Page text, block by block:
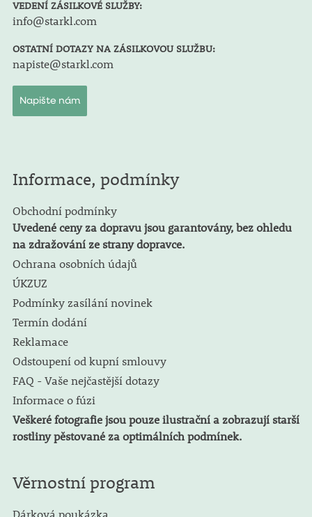
VEDENÍ ZÁSILKOVÉ SLUŽBY:
info@starkl.com
OSTATNÍ DOTAZY NA ZÁSILKOVOU SLUŽBU:
napiste@starkl.com
Napište nám
Informace, podmínky
Obchodní podmínky
Uvedené ceny za dopravu jsou garantovány, bez ohledu
na zdražování ze strany dopravce.
Ochrana osobních údajů
ÚKZUZ
Podmínky zasílání novinek
Termín dodání
Reklamace
Odstoupení od kupní smlouvy
FAQ - Vaše nejčastější dotazy
Informace o fúzi
Veškeré fotografie jsou pouze ilustrační a zobrazují starší
rostliny pěstované za optimálních podmínek.
Věrnostní program
Dárková poukázka